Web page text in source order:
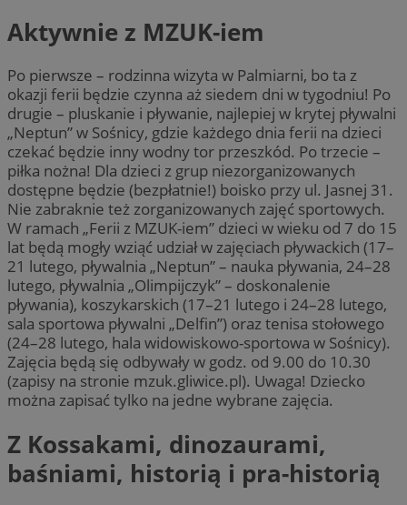
Aktywnie z MZUK-iem
Po pierwsze – rodzinna wizyta w Palmiarni, bo ta z
okazji ferii będzie czynna aż siedem dni w tygodniu! Po
drugie – pluskanie i pływanie, najlepiej w krytej pływalni
„Neptun” w Sośnicy, gdzie każdego dnia ferii na dzieci
czekać będzie inny wodny tor przeszkód. Po trzecie –
piłka nożna! Dla dzieci z grup niezorganizowanych
dostępne będzie (bezpłatnie!) boisko przy ul. Jasnej 31.
Nie zabraknie też zorganizowanych zajęć sportowych.
W ramach „Ferii z MZUK-iem” dzieci w wieku od 7 do 15
lat będą mogły wziąć udział w zajęciach pływackich (17–
21 lutego, pływalnia „Neptun” – nauka pływania, 24–28
lutego, pływalnia „Olimpijczyk” – doskonalenie
pływania), koszykarskich (17–21 lutego i 24–28 lutego,
sala sportowa pływalni „Delfin”) oraz tenisa stołowego
(24–28 lutego, hala widowiskowo-sportowa w Sośnicy).
Zajęcia będą się odbywały w godz. od 9.00 do 10.30
(zapisy na stronie mzuk.gliwice.pl). Uwaga! Dziecko
można zapisać tylko na jedne wybrane zajęcia.
Z Kossakami, dinozaurami,
baśniami, historią i pra-historią